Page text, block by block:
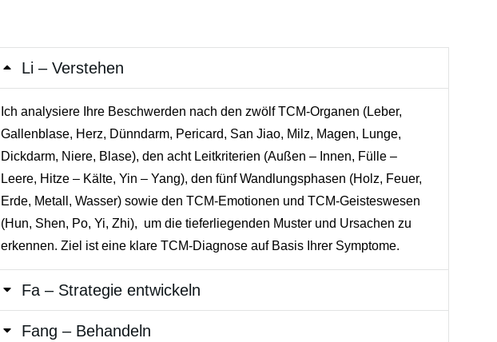
Li – Verstehen
Ich analysiere Ihre Beschwerden nach den zwölf TCM-Organen (Leber,
Gallenblase, Herz, Dünndarm, Pericard, San Jiao, Milz, Magen, Lunge,
Dickdarm, Niere, Blase), den acht Leitkriterien (Außen – Innen, Fülle –
Leere, Hitze – Kälte, Yin – Yang), den fünf Wandlungsphasen (Holz, Feuer,
Erde, Metall, Wasser) sowie den TCM-Emotionen und TCM-Geisteswesen
(Hun, Shen, Po, Yi, Zhi), um die tieferliegenden Muster und Ursachen zu
erkennen. Ziel ist eine klare TCM-Diagnose auf Basis Ihrer Symptome.
Fa – Strategie entwickeln
Fang – Behandeln